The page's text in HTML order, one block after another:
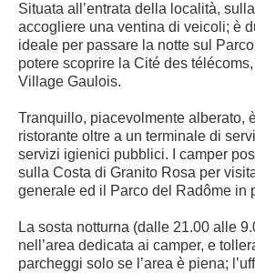
Situata all’entrata della località,
accogliere una ventina di veicoli; è
ideale per passare la notte sul
potere scoprire la Cité des
Village Gaulois.
Tranquillo, piacevolmente alberato,
ristorante oltre a un terminale di
servizi igienici pubblici. I camper
sulla Costa di Granito Rosa per
generale ed il Parco del Radôme in
La sosta notturna (dalle 21.00 alle
nell’area dedicata ai camper, e
parcheggi solo se l’area è piena;